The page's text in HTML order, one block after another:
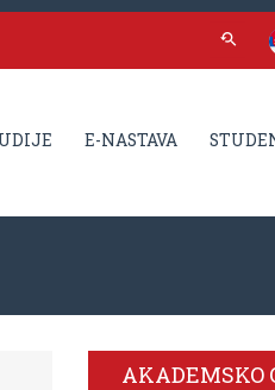
E-NASTAVA
AKADEMSKO